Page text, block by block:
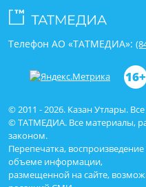
© 2011 - 2026. Казан Утлары.
© ТАТМЕДИА. Все материалы,
законом.
Перепечатка,
объеме информации,
размещенной на сайте,
Телефон АО «ТАТМЕДИА»:
16+